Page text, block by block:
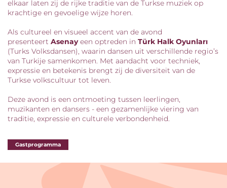
elkaar laten zij de rijke traditie van de Turkse muziek op
krachtige en gevoelige wijze horen.
Als cultureel en visueel accent van de avond
presenteert Asenayeen optreden in Türk Halk Oyunları
(Turks Volksdansen), waarin dansen uit verschillende regio’s
van Turkije samenkomen. Met aandacht voor techniek,
expressie en betekenis brengt zij de diversiteit van de
Turkse volkscultuur tot leven.
Deze avond is een ontmoeting tussen leerlingen,
muzikanten en dansers - een gezamenlijke viering van
traditie, expressie en culturele verbondenheid.
Gastprogramma